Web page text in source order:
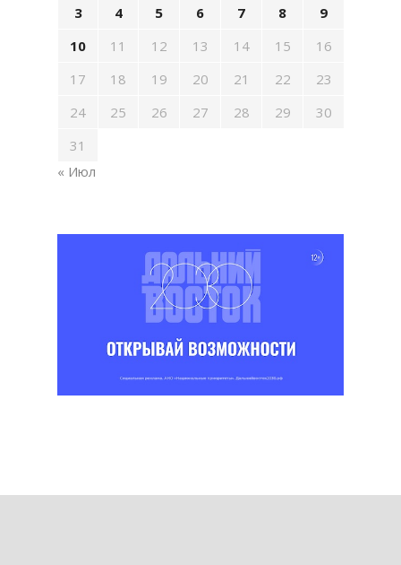
3
4 5 6 7 8
9
10
11 12 13 14 15
16
17
18 19 20 21 22
23
24
25 26 27 28 29
30
31
« Июл